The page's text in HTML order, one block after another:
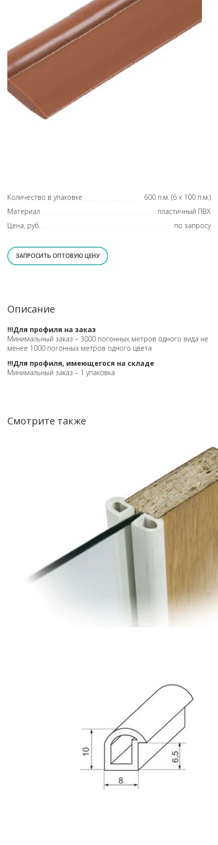
Количество в упаковке
600 п.м. (6 х 100 п.м.)
Материал
пластичный ПВХ
Цена, руб.
по запросу
ЗАПРОСИТЬ ОПТОВУЮ ЦЕНУ
Описание
!!!Для профиля на заказ
Минимальный заказ – 3000 погонных метров одного вида не
менее 1000 погонных метров одного цвета
!!!Для профиля, имеющегося на складе
Минимальный заказ – 1 упаковка
Смотрите также